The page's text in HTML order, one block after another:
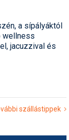
a sípályáktól
wellness
jacuzzival és
szállástippek